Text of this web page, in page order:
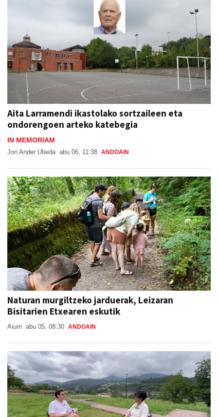
Aita Larramendi ikastolako sortzaileen eta
ondorengoen arteko katebegia
IN MEMORIAM
Jon Ander Ubeda abu 06, 11:38 ANDOAIN
Naturan murgiltzeko jarduerak, Leizaran
Bisitarien Etxearen eskutik
Aiurri abu 05, 08:30 ANDOAIN